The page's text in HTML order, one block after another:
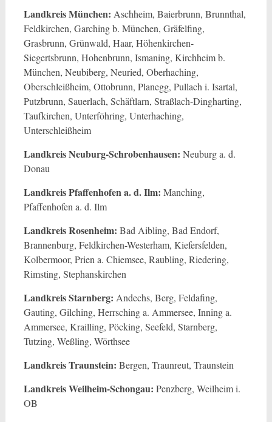
Landkreis München: Aschheim, Baierbrunn, Brunnthal,
Feldkirchen, Garching b. München, Gräfelfing,
Grasbrunn, Grünwald, Haar, Höhenkirchen-
Siegertsbrunn, Hohenbrunn, Ismaning, Kirchheim b.
München, Neubiberg, Neuried, Oberhaching,
Oberschleißheim, Ottobrunn, Planegg, Pullach i. Isartal,
Putzbrunn, Sauerlach, Schäftlarn, Straßlach-Dingharting,
Taufkirchen, Unterföhring, Unterhaching,
Unterschleißheim
Landkreis Neuburg-Schrobenhausen: Neuburg a. d.
Donau
Landkreis Pfaffenhofen a. d. Ilm: Manching,
Pfaffenhofen a. d. Ilm
Landkreis Rosenheim: Bad Aibling, Bad Endorf,
Brannenburg, Feldkirchen-Westerham, Kiefersfelden,
Kolbermoor, Prien a. Chiemsee, Raubling, Riedering,
Rimsting, Stephanskirchen
Landkreis Starnberg: Andechs, Berg, Feldafing,
Gauting, Gilching, Herrsching a. Ammersee, Inning a.
Ammersee, Krailling, Pöcking, Seefeld, Starnberg,
Tutzing, Weßling, Wörthsee
Landkreis Traunstein: Bergen, Traunreut, Traunstein
Landkreis Weilheim-Schongau: Penzberg, Weilheim i.
OB